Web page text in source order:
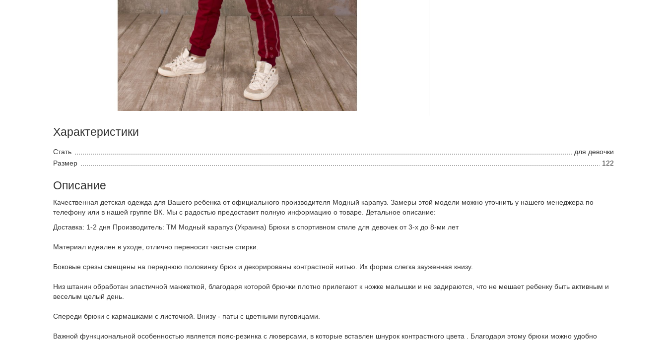
Характеристики
Стать
для девочки
Размер
122
Описание
Качественная детская одежда для Вашего ребенка от официального производителя Модный карапуз. Замеры этой модели можно уточнить у нашего менеджера по
телефону или в нашей группе ВК. Мы с радостью предоставит полную информацию о товаре. Детальное описание:
Доставка: 1-2 дня Производитель: ТМ Модный карапуз (Украина) Брюки в спортивном стиле для девочек от 3-х до 8-ми лет
Материал идеален в уходе, отлично переносит частые стирки.
Боковые срезы смещены на переднюю половинку брюк и декорированы контрастной нитью. Их форма слегка зауженная книзу.
Низ штанин обработан эластичной манжеткой, благодаря которой брючки плотно прилегают к ножке малышки и не задираются, что не мешает ребенку быть активным и
веселым целый день.
Спереди брюки с кармашками с листочкой. Внизу - паты с цветными пуговицами.
Важной функциональной особенностью является пояс-резинка с люверсами, в которые вставлен шнурок контрастного цвета . Благодаря этому брюки можно удобно